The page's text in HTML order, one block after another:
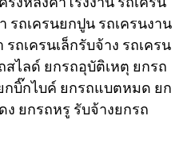
รถเครนยกปูน รถเครนงาน
รถเครนเล็กรับจ้าง รถเครน
สไลด์ ยกรถอุบัติเหตุ ยกรถ
กบิ๊กไบค์ ยกรถแบตหมด ยก
ยกรถหรู รับจ้างยกรถ